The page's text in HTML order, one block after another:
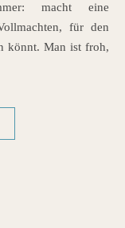
für den
könnt. Man ist froh,